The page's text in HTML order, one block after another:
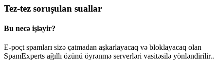
Tez-tez soruşulan suallar
Bu necə işləyir?
E-poçt spamları sizə çatmadan aşkarlayacaq və bloklayacaq olan
SpamExperts ağıllı özünü öyrənmə serverləri vasitəsilə yönləndirilir..